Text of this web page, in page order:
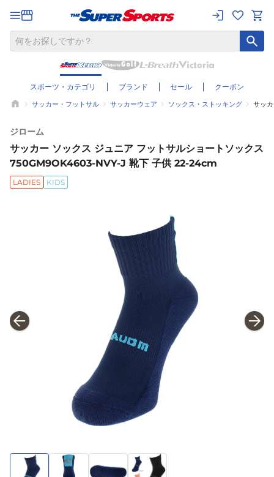
スポーツ・カテゴリ ブランド セール クーポン
サッカー・フットサル サッカーウェア ソックス・ストッキング サッ
ジローム
サッカー ソックス ジュニア フットサルショートソックス
750GM9OK4603-NVY-J 靴下 子供 22-24cm
LADIES KIDS